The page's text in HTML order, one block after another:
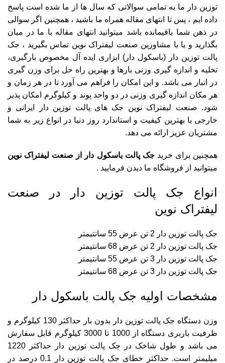
توزین دار ما به تمامی سوالاتی که سال ها از ما شده است پاسخ
داده ایم ، پس تا انتهای مقاله همراه ما باشید ، همچنین اگر سوالی
در ذهن شما باقیمانده باشد میتوانید انتهای مقاله با ما در میان
بگذارید و یا با مشاورین صنعت لیفتراک نوین تماس بگیرید ، جک
پالت توزین دار (باسکول دار) ابزاری ایده آل مخصوص بارگیری،
تخلیه و اندازه گیری وزنی بارها و بهترین راه حل برای وزن گیری
در انبار می باشد. و این امکان را فراهم می آورد تا در هر زمان و
هر مکان اندازه گیری وزنی در دو واحد پوند و کیلوگرم امکان پذیر
شود. صنعت لیفتراک نوین جک های پالت توزین دار ایرانی و
خارجی با بهترین کیفیت و استاندارد روز دنیا در انواع زیر به شما
مشتریان عزیز ارائه می دهد.
همچنین برای خریدجک پالت باسکول دار از صنعت لیفتراک نوین
میتوانید از فروشگاه ما دیدن فرمایید .
انواع جک پالت توزین دار در صنعت
لیفتراک نوین
جک پالت توزین دار 2 تن عرض 55 سانتیمتر
جک پالت توزین دار 2 تن عرض 68 سانتیمتر
جک پالت توزین دار 3 تن عرض 55 سانتیمتر
جک پالت توزین دار 3 تن عرض 68 سانتیمتر
مشخصات اولیه جک پالت باسکول دار
وزن دستگاه جک پالت توزین دار بدون بار حداکثر 130 کیلوگرم و
ظرفیت باربری دستگاه از 1000 تا 3000 کیلوگرم قابل سفارش
می باشد و طول شاخک در جک پالت توزین دار حداکثر 1220
میلیمتر است. حداکثر خطای جک پالت توزین دار 0.1 درصد در